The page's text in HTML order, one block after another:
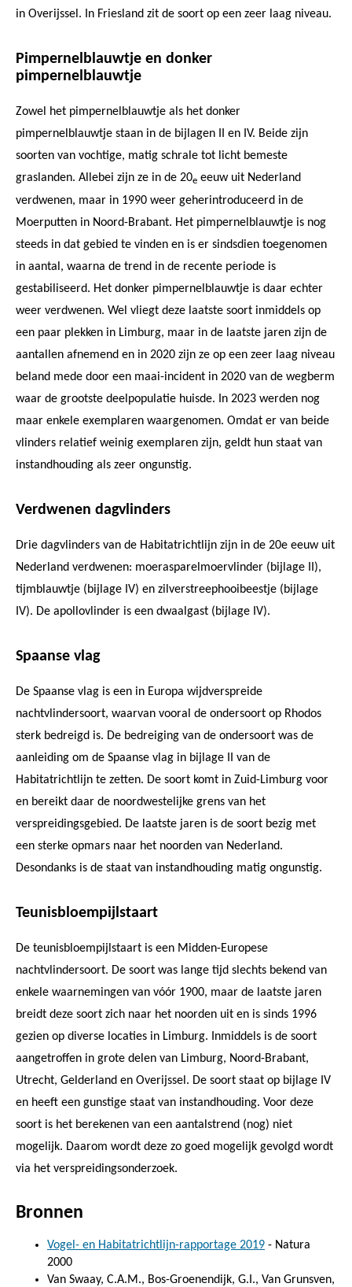
in Overijssel. In Friesland zit de soort op een zeer laag niveau.
Pimpernelblauwtje en donker
pimpernelblauwtje
Zowel het pimpernelblauwtje als het donker
pimpernelblauwtje staan in de bijlagen II en IV. Beide zijn
soorten van vochtige, matig schrale tot licht bemeste
graslanden. Allebei zijn ze in de 20e eeuw uit Nederland
verdwenen, maar in 1990 weer geherintroduceerd in de
Moerputten in Noord-Brabant. Het pimpernelblauwtje is nog
steeds in dat gebied te vinden en is er sindsdien toegenomen
in aantal, waarna de trend in de recente periode is
gestabiliseerd. Het donker pimpernelblauwtje is daar echter
weer verdwenen. Wel vliegt deze laatste soort inmiddels op
een paar plekken in Limburg, maar in de laatste jaren zijn de
aantallen afnemend en in 2020 zijn ze op een zeer laag niveau
beland mede door een maai-incident in 2020 van de wegberm
waar de grootste deelpopulatie huisde. In 2023 werden nog
maar enkele exemplaren waargenomen. Omdat er van beide
vlinders relatief weinig exemplaren zijn, geldt hun staat van
instandhouding als zeer ongunstig.
Verdwenen dagvlinders
Drie dagvlinders van de Habitatrichtlijn zijn in de 20e eeuw uit
Nederland verdwenen: moerasparel­moer­vlinder (bijlage II),
tijmblauwtje (bijlage IV) en zilverstreephooibeestje (bijlage
IV). De apollovlinder is een dwaalgast (bijlage IV).
Spaanse vlag
De Spaanse vlag is een in Europa wijdverspreide
nachtvlindersoort, waarvan vooral de ondersoort op Rhodos
sterk bedreigd is. De bedreiging van de ondersoort was de
aanleiding om de Spaanse vlag in bijlage II van de
Habitatrichtlijn te zetten. De soort komt in Zuid-Limburg voor
en bereikt daar de noordwestelijke grens van het
verspreidingsgebied. De laatste jaren is de soort bezig met
een sterke opmars naar het noorden van Nederland.
Desondanks is de staat van instandhouding matig ongunstig.
Teunisbloempijlstaart
De teunisbloempijlstaart is een Midden-Europese
nachtvlindersoort. De soort was lange tijd slechts bekend van
enkele waarnemingen van vóór 1900, maar de laatste jaren
breidt deze soort zich naar het noorden uit en is sinds 1996
gezien op diverse locaties in Limburg. Inmiddels is de soort
aangetroffen in grote delen van Limburg, Noord-Brabant,
Utrecht, Gelderland en Overijssel. De soort staat op bijlage IV
en heeft een gunstige staat van instandhouding. Voor deze
soort is het berekenen van een aantalstrend (nog) niet
mogelijk. Daarom wordt deze zo goed mogelijk gevolgd wordt
via het verspreidingsonderzoek.
Bronnen
Vogel- en Habitatrichtlijn-rapportage 2019 - Natura
2000
Van Swaay, C.A.M., Bos-Groenendijk, G.I., Van Grunsven,